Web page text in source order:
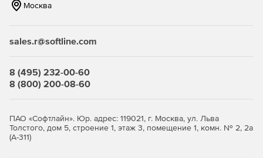
Более 3 000 каталогов запчастей отечественного и
двигатели.
Складской учет и продажа запчастей.
Общение с клиентами в WhatsApp*
Москва
sales.r@softline.com
8 (495) 232-00-60
8 (800) 200-08-60
ПАО «Софтлайн». Юр. адрес: 119021, г. Москва, ул. Льва
Толстого, дом 5, строение 1, этаж 3, помещение 1, комн. № 2, 2а
(А-311)